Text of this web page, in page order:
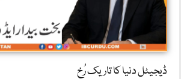
ڈیجیٹل دنیا کا تاریک رُخ